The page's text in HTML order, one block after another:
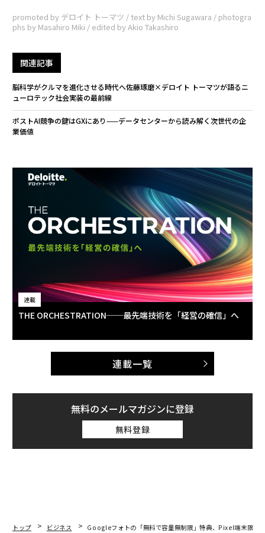
promoted by デロイト トーマツ / text by Michi Sugawara / photogra
phs by Masahiro Miki / edited by Akio Takashiro
関連記事
脳科学がクルマを進化させる時代へ――佐藤琢磨×デロイト トーマツが語るニ
ューロテック社会実装の最前線
ポストAI競争の鍵はGXにあり——データセンターから読み解く次世代の企
業価値
連載
THE ORCHESTRATION──最先端技術を「経営の確信」へ
連載一覧
無料のメールマガジンに登録
無料登録
トップ ビジネス
Googleフォトの「無料で容量無制限」特典、Pixel端末限定